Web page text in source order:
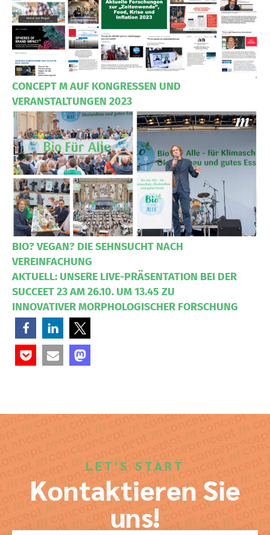
CONCEPT M AUF KONGRESSEN UND
VERANSTALTUNGEN 2023
BIO? VEGAN? DIE SEHNSUCHT NACH
VEREINFACHUNG
AKTUELL: UNSERE LIVE-PRÄSENTATION BEI DER
SUCCEET 23 AM 26.10. UM 13.45 ZU
INNOVATIVER MORPHOLOGISCHER FORSCHUNG
LET'S START
Kontaktieren Sie
uns!